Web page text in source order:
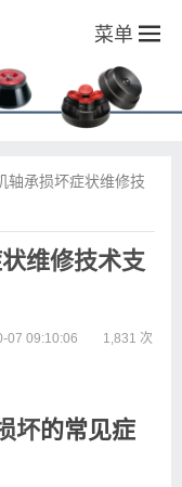
菜单
轴承损坏症状维修技
维修技术支
07 09:10:06
1,831 次
坏的常见症